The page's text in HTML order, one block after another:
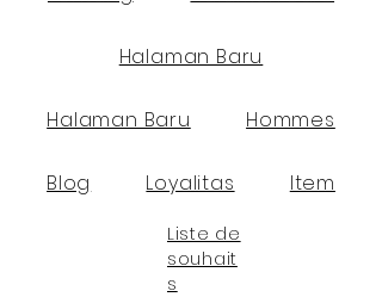
Halaman Baru
Halaman Baru Hommes
Blog Loyalitas Item
Liste de
souhait
s